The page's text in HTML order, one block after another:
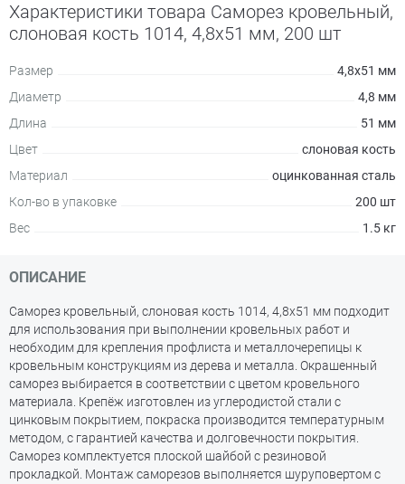
Характеристики товара Саморез кровельный,
слоновая кость 1014, 4,8х51 мм, 200 шт
Размер
4,8х51 мм
Диаметр
4,8 мм
Длина
51 мм
Цвет
слоновая кость
Материал
оцинкованная сталь
Кол-во в упаковке
200 шт
Вес
1.5 кг
ОПИСАНИЕ
Саморез кровельный, слоновая кость 1014, 4,8х51 мм подходит
для использования при выполнении кровельных работ и
необходим для крепления профлиста и металлочерепицы к
кровельным конструкциям из дерева и металла. Окрашенный
саморез выбирается в соответствии с цветом кровельного
материала. Крепёж изготовлен из углеродистой стали с
цинковым покрытием, покраска производится температурным
методом, с гарантией качества и долговечности покрытия.
Саморез комплектуется плоской шайбой с резиновой
прокладкой. Монтаж саморезов выполняется шуруповертом с